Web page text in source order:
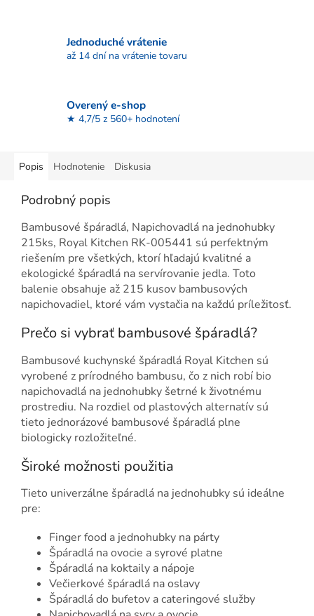
Jednoduché vrátenie
až 14 dní na vrátenie tovaru
Overený e-shop
★ 4,7/5 z 560+ hodnotení
Popis Hodnotenie Diskusia
Podrobný popis
Bambusové špáradlá, Napichovadlá na jednohubky
215ks, Royal Kitchen RK-005441 sú perfektným
riešením pre všetkých, ktorí hľadajú kvalitné a
ekologické špáradlá na servírovanie jedla. Toto
balenie obsahuje až 215 kusov bambusových
napichovadiel, ktoré vám vystačia na každú príležitosť.
Prečo si vybrať bambusové špáradlá?
Bambusové kuchynské špáradlá Royal Kitchen sú
vyrobené z prírodného bambusu, čo z nich robí bio
napichovadlá na jednohubky šetrné k životnému
prostrediu. Na rozdiel od plastových alternatív sú
tieto jednorázové bambusové špáradlá plne
biologicky rozložiteľné.
Široké možnosti použitia
Tieto univerzálne špáradlá na jednohubky sú ideálne
pre:
Finger food a jednohubky na párty
Špáradlá na ovocie a syrové platne
Špáradlá na koktaily a nápoje
Večierkové špáradlá na oslavy
Špáradlá do bufetov a cateringové služby